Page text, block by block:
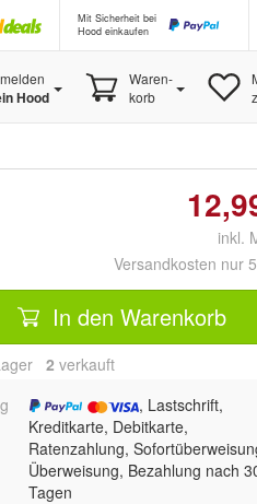
Mit Sicherheit bei
Hood einkaufen
Hood
Waren-
korb
inkl.
Versandkosten nur
In den Warenkorb
2 verkauft
, Lastschrift,
Kreditkarte, Debitkarte,
Ratenzahlung,
Überweisung, Bezahlung nach
Tagen